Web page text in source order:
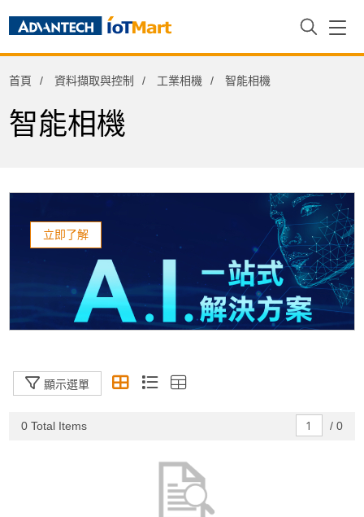
首頁 資料擷取與控制 工業相機 智能相機
智能相機
立即了解
顯示選單
PAC控制器與擴充模組
擴充模組-ADAM
信號調節器
機械視覺擴充介面卡(POE/USB3.0)
物聯網閘道器
LPWAN閘道器
智能I/O閘道器
遠端節點閘道器
視訊擷取卡
EtherCAT數據採集模組
0 Total Items / 0
加入購物車